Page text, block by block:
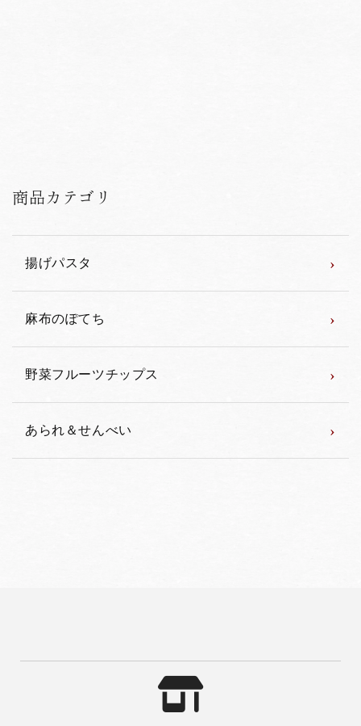
商品カテゴリ
揚げパスタ ›
麻布のぽてち ›
野菜フルーツチップス ›
あられ＆せんべい ›